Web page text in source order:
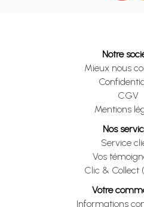
Notre
Mieux nous
CGV
Mentions
Nos
Service
Vos
Clic & Collect
Votre
Informations